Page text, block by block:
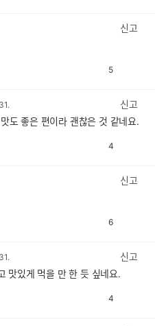
신고
5
신고
도 좋은 편이라 괜찮은 것 같네요.
4
신고
6
신고
맛있게 먹을 만 한 듯 싶네요.
4